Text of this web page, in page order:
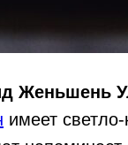
Женьшень
имеет